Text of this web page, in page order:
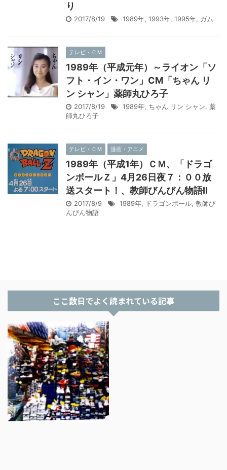
り
2017/8/19 1989年, 1993年, 1995年, ガム
テレビ・ＣＭ
1989年（平成元年）～ライオン「ソ
フト・イン・ワン」CM「ちゃん リ
ン シャン」薬師丸ひろ子
2017/8/19 1989年, ちゃん リン シャン, 薬
師丸ひろ子
テレビ・ＣＭ 漫画・アニメ
1989年（平成1年）ＣＭ、「ドラゴ
ンボールＺ」4月26日夜７：００放
送スタート！、教師びんびん物語Ⅱ
2017/8/9 1989年, ドラゴンボール, 教師び
んびん物語
ここ数日でよく読まれている記事